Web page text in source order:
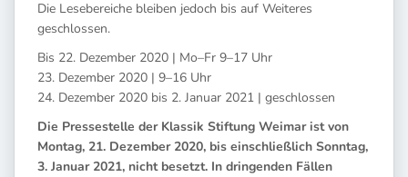
Die Lesebereiche bleiben jedoch bis auf Weiteres
geschlossen.
Bis 22. Dezember 2020 | Mo–Fr 9–17 Uhr
23. Dezember 2020 | 9–16 Uhr
24. Dezember 2020 bis 2. Januar 2021 | geschlossen
Die Pressestelle der Klassik Stiftung Weimar ist von
Montag, 21. Dezember 2020, bis einschließlich Sonntag,
3. Januar 2021, nicht besetzt. In dringenden Fällen